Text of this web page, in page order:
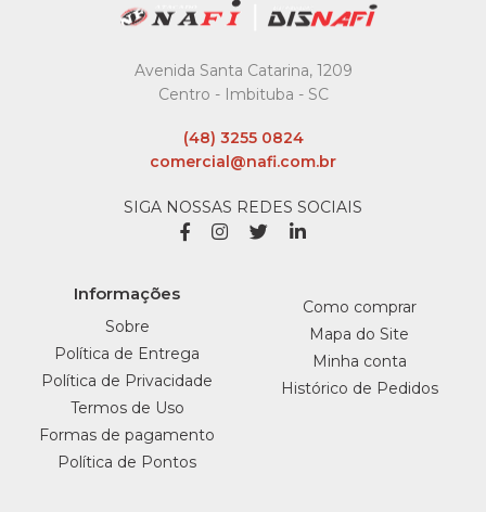
Avenida Santa Catarina, 1209
Centro - Imbituba - SC
(48) 3255 0824
comercial@nafi.com.br
SIGA NOSSAS REDES SOCIAIS
Informações
Sobre
Política de Entrega
Política de Privacidade
Termos de Uso
Formas de pagamento
Política de Pontos
Como comprar
Mapa do Site
Minha conta
Histórico de Pedidos